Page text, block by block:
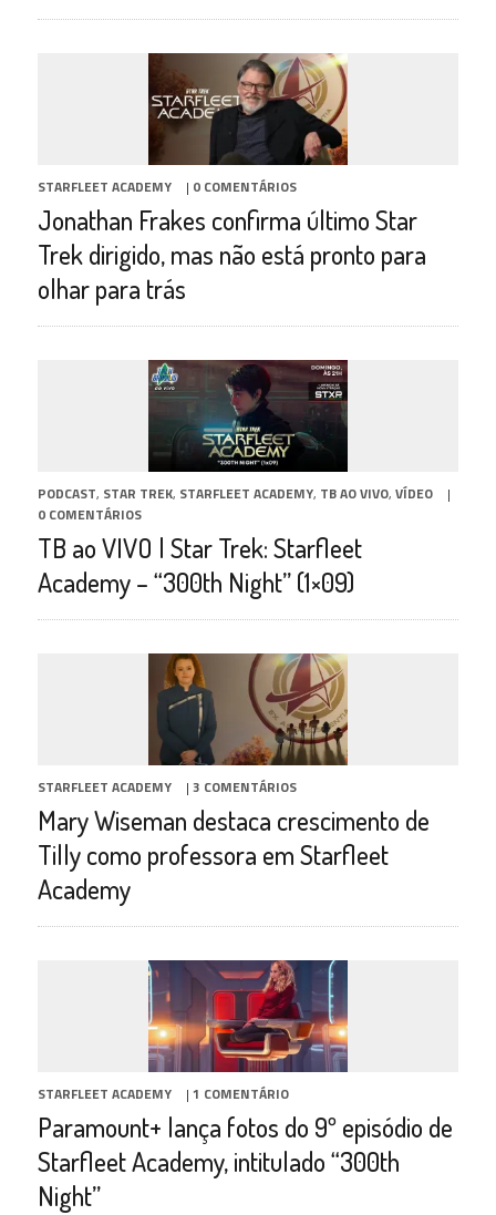
STARFLEET ACADEMY | 0 COMENTÁRIOS
Jonathan Frakes confirma último Star
Trek dirigido, mas não está pronto para
olhar para trás
PODCAST, STAR TREK, STARFLEET ACADEMY, TB AO VIVO, VÍDEO
|
0 COMENTÁRIOS
TB ao VIVO | Star Trek: Starfleet
Academy – “300th Night” (1×09)
STARFLEET ACADEMY | 3 COMENTÁRIOS
Mary Wiseman destaca crescimento de
Tilly como professora em Starfleet
Academy
STARFLEET ACADEMY | 1 COMENTÁRIO
Paramount+ lança fotos do 9º episódio de
Starfleet Academy, intitulado “300th
Night”